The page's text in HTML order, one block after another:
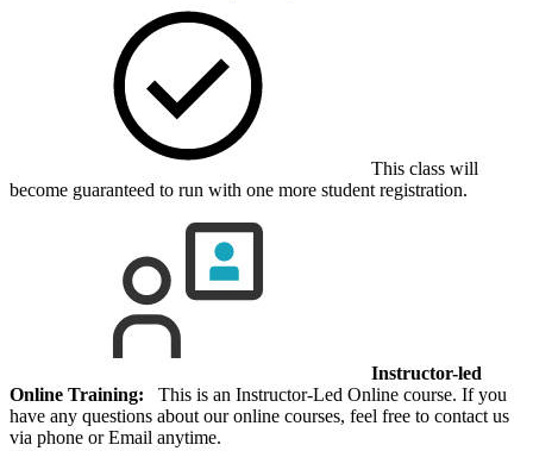
This class will
become guaranteed to run with one more student registration.
Instructor-led
Online Training: This is an Instructor-Led Online course. If you
have any questions about our online courses, feel free to contact us
via phone or Email anytime.